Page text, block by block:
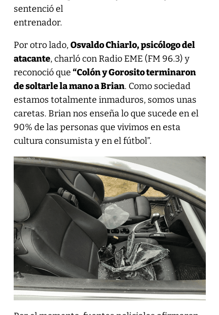
sentenció el
entrenador.
Por otro lado,Osvaldo Chiarlo, psicólogo del
atacante, charló con Radio EME (FM 96.3) y
reconoció que “Colón y Gorosito terminaron
de soltarle la mano a Brian. Como sociedad
estamos totalmente inmaduros, somos unas
caretas. Brian nos enseña lo que sucede en el
90% de las personas que vivimos en esta
cultura consumista y en el fútbol”.